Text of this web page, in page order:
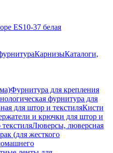
ES10-37 белая
КарнизыКаталоги,
Фурнитура для крепления
фурнитура для
для штор и текстиляКисти
и крючки для штор и
Люверсы, люверсная
(для жесткого